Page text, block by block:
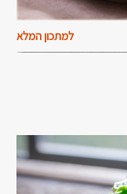
למתכון המלא